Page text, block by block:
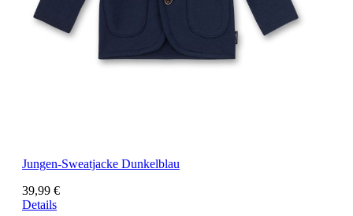
Jungen-Sweatjacke Dunkelblau
39,99 €
Details